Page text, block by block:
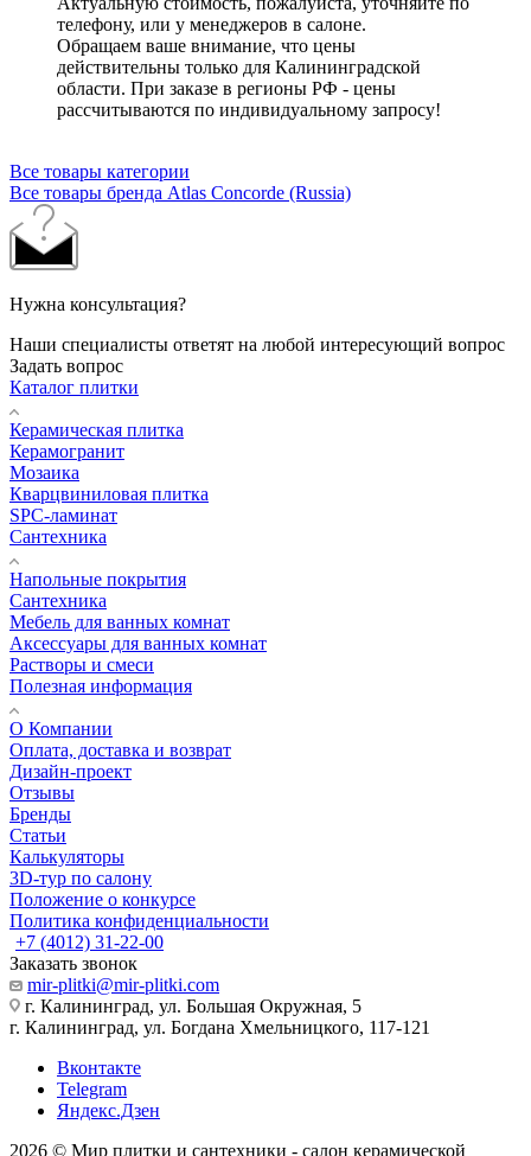
телефону, или у менеджеров в салоне.
Обращаем ваше внимание, что цены
действительны только для Калининградской
области. При заказе в регионы РФ - цены
рассчитываются по индивидуальному запросу!
Все товары категории
Все товары бренда Atlas Concorde (Russia)
Нужна консультация?
Наши специалисты ответят на любой интересующий вопрос
Задать вопрос
Каталог плитки
Керамическая плитка
Керамогранит
Мозаика
Кварцвиниловая плитка
SPC-ламинат
Сантехника
Напольные покрытия
Сантехника
Мебель для ванных комнат
Аксессуары для ванных комнат
Растворы и смеси
Полезная информация
О Компании
Оплата, доставка и возврат
Дизайн-проект
Отзывы
Бренды
Статьи
Калькуляторы
3D-тур по салону
Положение о конкурсе
Политика конфиденциальности
+7 (4012) 31-22-00
Заказать звонок
mir-plitki@mir-plitki.com
г. Калининград, ул. Большая Окружная, 5
г. Калининград, ул. Богдана Хмельницкого, 117-121
Вконтакте
Telegram
Яндекс.Дзен
2026 © Мир плитки и сантехники - салон керамической